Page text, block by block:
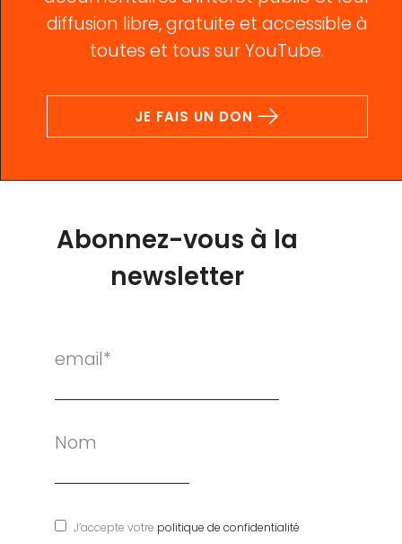
diffusion libre, gratuite et accessible à
toutes et tous sur YouTube.
JE FAIS UN DON
Abonnez-vous à la
newsletter
email*
Nom
J’accepte votre politique de confidentialité